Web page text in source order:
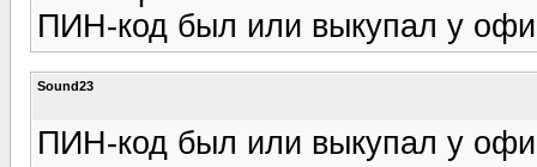
ПИН-код был или выкупал у
Sound23
ПИН-код был или выкупал у